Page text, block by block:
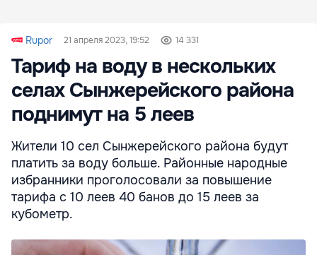
Rupor 21 апреля 2023, 19:52 14 331
Тариф на воду в нескольких
селах Сынжерейского района
поднимут на 5 леев
Жители 10 сел Сынжерейского района будут
платить за воду больше. Районные народные
избранники проголосовали за повышение
тарифа с 10 леев 40 банов до 15 леев за
кубометр.